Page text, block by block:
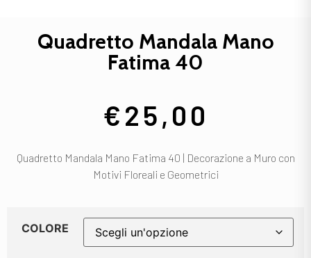
Quadretto Mandala Mano
Fatima 40
€25,00
Quadretto Mandala Mano Fatima 40 | Decorazione a Muro con
Motivi Floreali e Geometrici
COLORE